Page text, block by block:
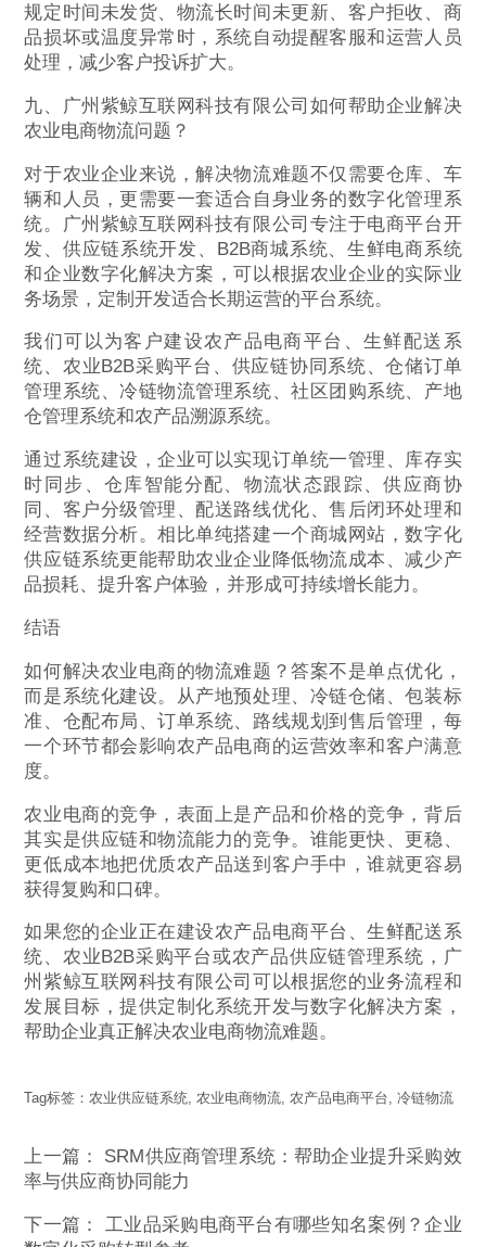
规定时间未发货、物流长时间未更新、客户拒收、商
品损坏或温度异常时，系统自动提醒客服和运营人员
处理，减少客户投诉扩大。
九、广州紫鲸互联网科技有限公司如何帮助企业解决
农业电商物流问题？
对于农业企业来说，解决物流难题不仅需要仓库、车
辆和人员，更需要一套适合自身业务的数字化管理系
统。广州紫鲸互联网科技有限公司专注于电商平台开
发、供应链系统开发、B2B商城系统、生鲜电商系统
和企业数字化解决方案，可以根据农业企业的实际业
务场景，定制开发适合长期运营的平台系统。
我们可以为客户建设农产品电商平台、生鲜配送系
统、农业B2B采购平台、供应链协同系统、仓储订单
管理系统、冷链物流管理系统、社区团购系统、产地
仓管理系统和农产品溯源系统。
通过系统建设，企业可以实现订单统一管理、库存实
时同步、仓库智能分配、物流状态跟踪、供应商协
同、客户分级管理、配送路线优化、售后闭环处理和
经营数据分析。相比单纯搭建一个商城网站，数字化
供应链系统更能帮助农业企业降低物流成本、减少产
品损耗、提升客户体验，并形成可持续增长能力。
结语
如何解决农业电商的物流难题？答案不是单点优化，
而是系统化建设。从产地预处理、冷链仓储、包装标
准、仓配布局、订单系统、路线规划到售后管理，每
一个环节都会影响农产品电商的运营效率和客户满意
度。
农业电商的竞争，表面上是产品和价格的竞争，背后
其实是供应链和物流能力的竞争。谁能更快、更稳、
更低成本地把优质农产品送到客户手中，谁就更容易
获得复购和口碑。
如果您的企业正在建设农产品电商平台、生鲜配送系
统、农业B2B采购平台或农产品供应链管理系统，广
州紫鲸互联网科技有限公司可以根据您的业务流程和
发展目标，提供定制化系统开发与数字化解决方案，
帮助企业真正解决农业电商物流难题。
Tag标签： 农业供应链系统 农业电商物流 农产品电商平台 ,冷链物流
上一篇： SRM供应商管理系统：帮助企业提升采购效
率与供应商协同能力
下一篇： 工业品采购电商平台有哪些知名案例？企业